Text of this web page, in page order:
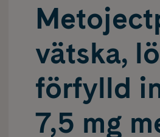
vätska,
förfylld
7,5 mg